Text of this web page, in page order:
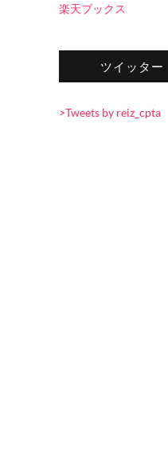
楽天ブックス
ツイッタ
>Tweets by reiz_cpta